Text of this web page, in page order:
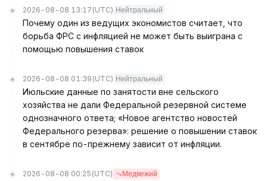
2026-08-08 13:17 (UTC) Нейтральный
Почему один из ведущих экономистов считает, что
борьба ФРС с инфляцией не может быть выиграна с
помощью повышения ставок
2026-08-08 01:39 (UTC) Нейтральный
Июльские данные по занятости вне сельского
хозяйства не дали Федеральной резервной системе
однозначного ответа; «Новое агентство новостей
Федерального резерва»: решение о повышении ставок
в сентябре по-прежнему зависит от инфляции.
2026-08-08 00:25 (UTC) Медвежий